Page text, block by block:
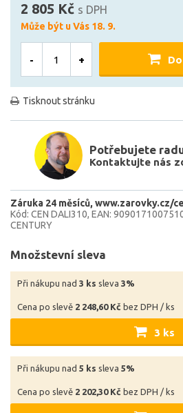
2 805 Kč s DPH
Může být u Vás 18. 9.
- +
Tisknout stránku
Potřebujete
Kontaktujte nás
Záruka 24 měsíců www.zarovky.cz/
Kód: CEN DALI310 EAN:
CENTURY
Množstevní sleva
Při nákupu nad 3 ks sleva 3%
Cena po slevě 2 248,60 Kč bez DPH / ks
3 ks
Při nákupu nad 5 ks sleva 5%
Cena po slevě 2 202,30 Kč bez DPH / ks